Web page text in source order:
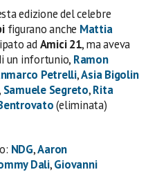
edizione del celebre
figurano anche Mattia
adAmici 21, ma aveva
un infortunio, Ramon
Petrelli,Asia Bigolin
Samuele Segreto,Rita
(eliminata)
NDG,Aaron
Dali,Giovanni